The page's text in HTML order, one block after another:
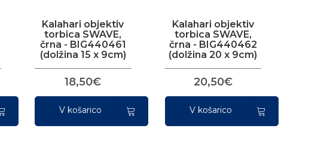
Kalahari objektiv
torbica SWAVE,
črna - BIG440461
(dolžina 15 x 9cm)
18,50€
V košarico
Kalahari objektiv
torbica SWAVE,
črna - BIG440462
(dolžina 20 x 9cm)
20,50€
V košarico